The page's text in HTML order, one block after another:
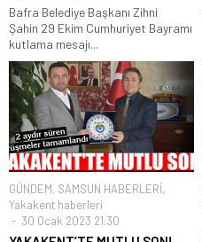
Bafra Belediye Başkanı Zihni
Şahin 29 Ekim Cumhuriyet Bayramı
kutlama mesajı...
GÜNDEM, SAMSUN HABERLERİ,
Yakakent haberleri
30 Ocak 2023 21:30